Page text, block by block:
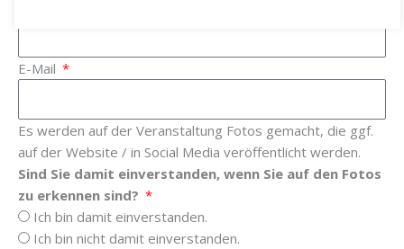
E-Mail
Es werden auf der Veranstaltung Fotos gemacht, die ggf.
auf der Website / in Social Media veröffentlicht werden.
Sind Sie damit einverstanden, wenn Sie auf den Fotos
zu erkennen sind?
Ich bin damit einverstanden.
Ich bin nicht damit einverstanden.